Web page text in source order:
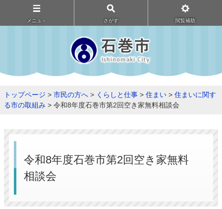
メニュ－ さがす 閲覧補助
トップページ > 市民の方へ > くらしと仕事 > 住まい > 住まいに関す
る市の取組み > 令和8年度石巻市第2回空き家無料相談会
令和8年度石巻市第2回空き家無料
相談会